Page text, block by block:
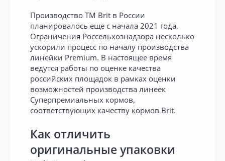
Производство ТМ Brit в России
планировалось еще с начала 2021 года.
Ограничения Россельхознадзора несколько
ускорили процесс по началу производства
линейки Premium. В настоящее время
ведутся работы по оценке качества
российских площадок в рамках оценки
возможностей производства линеек
Суперпремиальных кормов,
соответствующих качеству кормов Brit.
Как отличить
оригинальные упаковки